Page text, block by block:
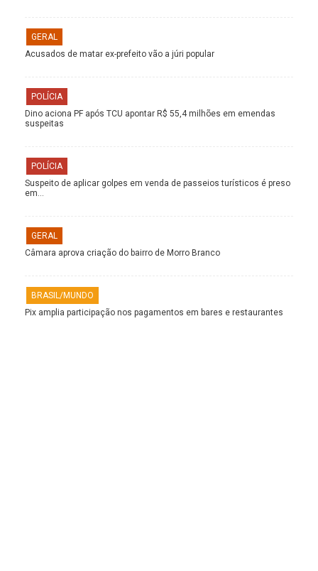
GERAL
Acusados de matar ex-prefeito vão a júri popular
POLÍCIA
Dino aciona PF após TCU apontar R$ 55,4 milhões em emendas
suspeitas
POLÍCIA
Suspeito de aplicar golpes em venda de passeios turísticos é preso
em…
GERAL
Câmara aprova criação do bairro de Morro Branco
BRASIL/MUNDO
Pix amplia participação nos pagamentos em bares e restaurantes